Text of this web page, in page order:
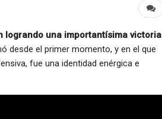
logrando una importantísima victoria
desde el primer momento, y en el que
fue una identidad enérgica e